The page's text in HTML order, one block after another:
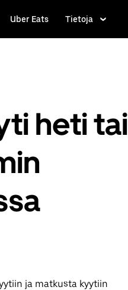
Uber Eats Tietoja
heti tai
ja matkusta kyytiin